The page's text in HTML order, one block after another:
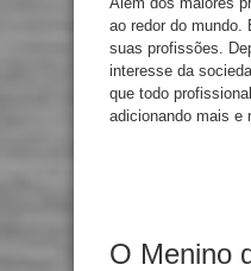
ao redor do mundo.
suas profissões.
interesse da
que todo
adicionando mais e
O Menino